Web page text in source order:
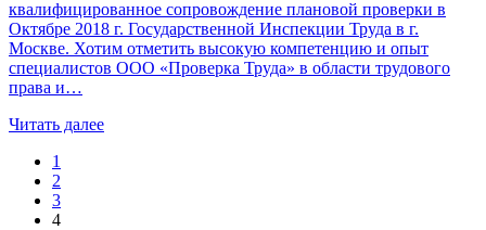
квалифицированное сопровождение плановой проверки в
Октябре 2018 г. Государственной Инспекции Труда в г.
Москве. Хотим отметить высокую компетенцию и опыт
специалистов ООО «Проверка Труда» в области трудового
права и…
Читать далее
1
2
3
4